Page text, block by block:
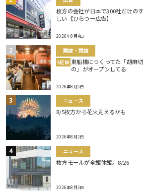
枚方の会社が日本で300社だけの
しい【ひらつー広告】
2026年8月4日
開店・閉店
NEW 東船橋につくってた「胡麻
の」がオープンしてる
2026年8月5日
ニュース
8/5枚方から花火見えるかも
2026年8月2日
ニュース
枚方モールが全館休館。8/26
2026年8月3日